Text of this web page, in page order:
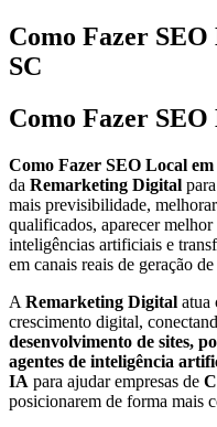
Como Fazer
SC
Como Fazer
Como Fazer SEO Local
da Remarketing Digital
mais previsibilidade,
qualificados, aparecer
inteligências artificiais e
em canais reais de geração
A Remarketing Digital atua
crescimento digital,
desenvolvimento de sites,
agentes de inteligência
IA para ajudar empresas de
posicionarem de forma mais